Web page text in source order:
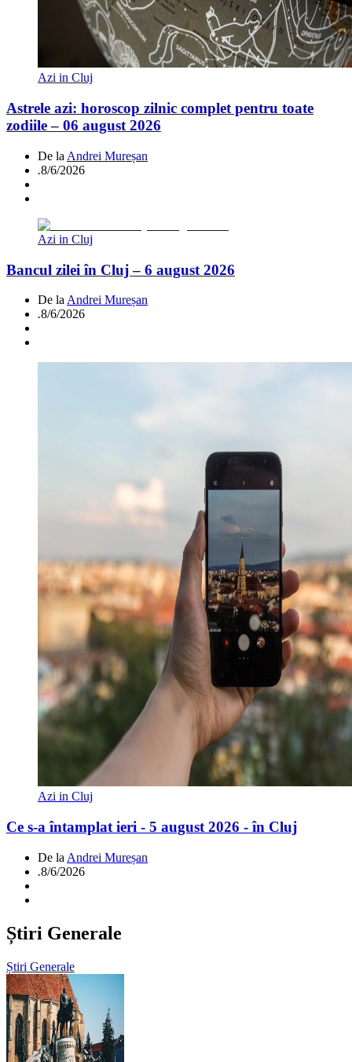
Azi in Cluj
Astrele azi: horoscop zilnic complet pentru toate
zodiile – 06 august 2026
De la Andrei Mureșan
.8/6/2026
Azi in Cluj
Bancul zilei în Cluj – 6 august 2026
De la Andrei Mureșan
.8/6/2026
Azi in Cluj
Ce s-a întamplat ieri - 5 august 2026 - în Cluj
De la Andrei Mureșan
.8/6/2026
Știri Generale
Știri Generale